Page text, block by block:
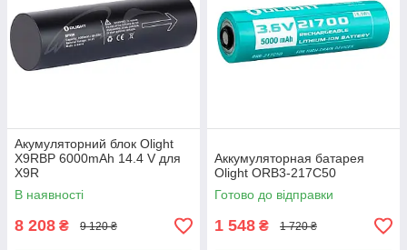
Акумуляторний блок Olight
X9RBP 6000mAh 14.4 V для
X9R
В наявності
8 208 ₴ 9 120 ₴
Аккумуляторная батарея
Olight ORB3-217C50
Готово до відправки
1 548 ₴ 1 720 ₴